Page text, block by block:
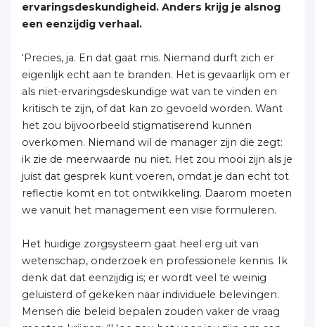
ervaringsdeskundigheid. Anders krijg je alsnog
een eenzijdig verhaal.
‘Precies, ja. En dat gaat mis. Niemand durft zich er
eigenlijk echt aan te branden. Het is gevaarlijk om er
als niet-ervaringsdeskundige wat van te vinden en
kritisch te zijn, of dat kan zo gevoeld worden. Want
het zou bijvoorbeeld stigmatiserend kunnen
overkomen. Niemand wil de manager zijn die zegt:
ik zie de meerwaarde nu niet. Het zou mooi zijn als je
juist dat gesprek kunt voeren, omdat je dan echt tot
reflectie komt en tot ontwikkeling. Daarom moeten
we vanuit het management een visie formuleren.
Het huidige zorgsysteem gaat heel erg uit van
wetenschap, onderzoek en professionele kennis. Ik
denk dat dat eenzijdig is; er wordt veel te weinig
geluisterd of gekeken naar individuele belevingen.
Mensen die beleid bepalen zouden vaker de vraag